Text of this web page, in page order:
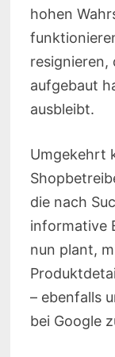
hohen
resignieren,
aufgebaut
ausbleibt.
Umgekehrt
die nach
informative
nun plant,
– ebenfalls
bei Google